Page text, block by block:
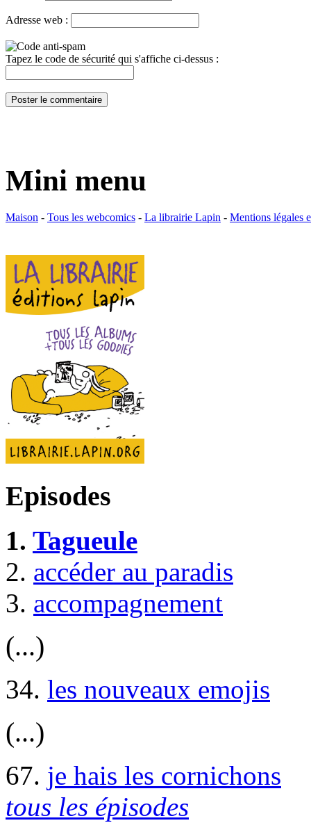
Adresse web :
Tapez le code de sécurité qui s'affiche ci-dessus :
Mini menu
Maison - Tous les webcomics - La librairie Lapin - Mentions légales
Episodes
1. Tagueule
2. accéder au paradis
3. accompagnement
(...)
34. les nouveaux emojis
(...)
67. je hais les cornichons
tous les épisodes